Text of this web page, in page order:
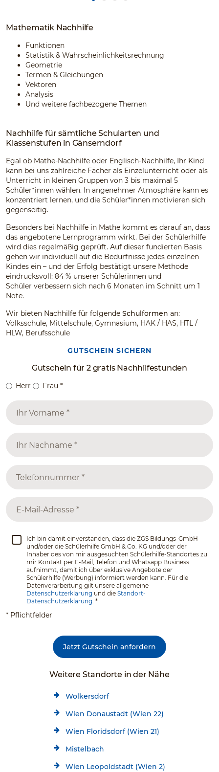
Mathematik Nachhilfe
Funktionen
Statistik & Wahrscheinlichkeitsrechnung
Geometrie
Termen & Gleichungen
Vektoren
Analysis
Und weitere fachbezogene Themen
Nachhilfe für sämtliche Schularten und
Klassenstufen in Gänserndorf
Egal ob Mathe-Nachhilfe oder Englisch-Nachhilfe, Ihr Kind
kann bei uns zahlreiche Fächer als Einzelunterricht oder als
Unterricht in kleinen Gruppen von 3 bis maximal 5
Schüler*innen wählen. In angenehmer Atmosphäre kann es
konzentriert lernen, und die Schüler*innen motivieren sich
gegenseitig.
Besonders bei Nachhilfe in Mathe kommt es darauf an, dass
das angebotene Lernprogramm wirkt. Bei der Schülerhilfe
wird dies regelmäßig geprüft. Auf dieser fundierten Basis
gehen wir individuell auf die Bedürfnisse jedes einzelnen
Kindes ein – und der Erfolg bestätigt unsere Methode
eindrucksvoll: 84 % unserer Schülerinnen und
Schüler verbessern sich nach 6 Monaten im Schnitt um 1
Note.
Wir bieten Nachhilfe für folgende Schulformen an:
Volksschule, Mittelschule, Gymnasium, HAK / HAS, HTL /
HLW, Berufsschule
GUTSCHEIN SICHERN
Gutschein für 2 gratis Nachhilfestunden
Herr Frau *
Ich bin damit einverstanden, dass die ZGS Bildungs-GmbH
und/oder die Schülerhilfe GmbH & Co. KG und/oder der
Inhaber des von mir ausgesuchten Schülerhilfe-Standortes zu
mir Kontakt per E-Mail, Telefon und Whatsapp Business
aufnimmt, damit ich über exklusive Angebote der
Schülerhilfe (Werbung) informiert werden kann. Für die
Datenverarbeitung gilt unsere allgemeine
Datenschutzerklärung und die Standort-
Datenschutzerklärung. *
* Pflichtfelder
Jetzt Gutschein anfordern
Weitere Standorte in der Nähe
Wolkersdorf
Wien Donaustadt (Wien 22)
Wien Floridsdorf (Wien 21)
Mistelbach
Wien Leopoldstadt (Wien 2)